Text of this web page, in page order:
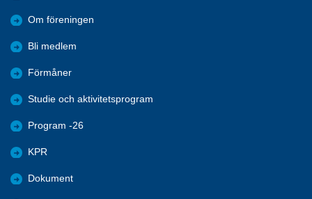
Om föreningen
Bli medlem
Förmåner
Studie och aktivitetsprogram
Program -26
KPR
Dokument